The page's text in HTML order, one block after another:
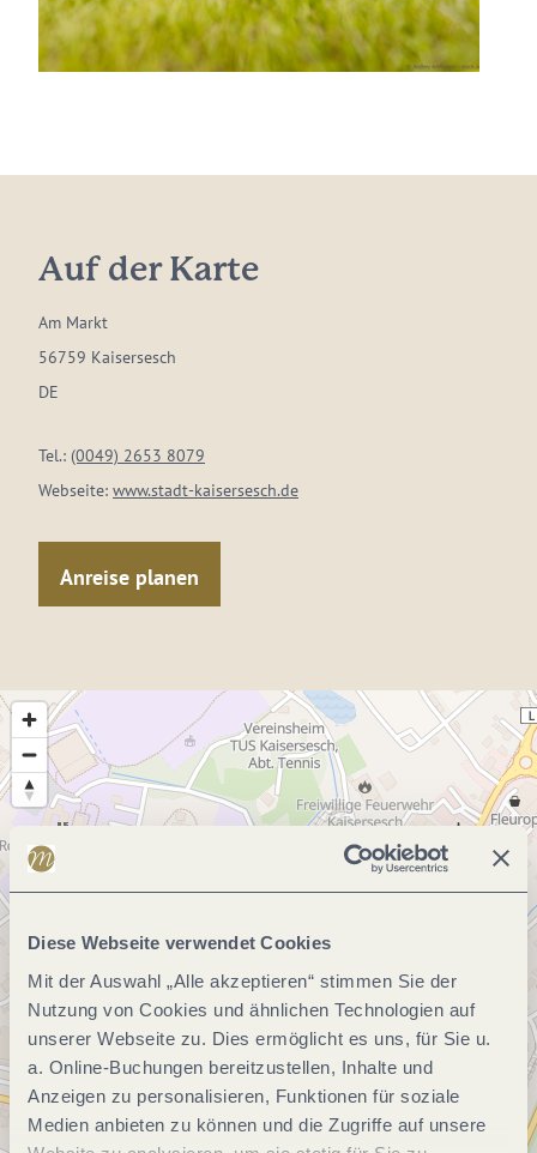
Diese Webseite verwendet Cookies
Mit der Auswahl „Alle akzeptieren“ stimmen Sie der
Nutzung von Cookies und ähnlichen Technologien auf
unserer Webseite zu. Dies ermöglicht es uns, für Sie u.
a. Online-Buchungen bereitzustellen, Inhalte und
Anzeigen zu personalisieren, Funktionen für soziale
Medien anbieten zu können und die Zugriffe auf unsere
Auf der Karte
Am Markt
56759 Kaisersesch
DE
Tel.: (0049) 2653 8079
Webseite: www.stadt-kaisersesch.de
Anreise planen